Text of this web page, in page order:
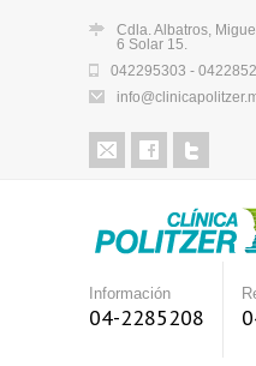
Cdla. Albatros,
6 Solar 15.
042295303 -
Información
04-2285208